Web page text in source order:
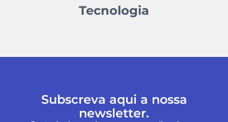
Tecnologia
Subscreva aqui a nossa
newsletter.